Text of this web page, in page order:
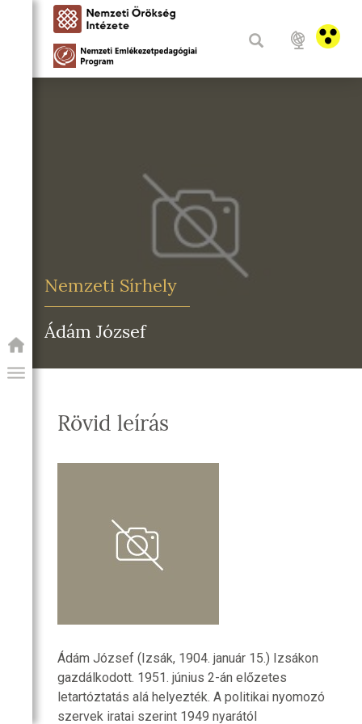
Nemzeti Sírhely
Ádám József
Rövid leírás
Ádám József (Izsák, 1904. január 15.) Izsákon
gazdálkodott. 1951. június 2-án előzetes
letartóztatás alá helyezték. A politikai nyomozó
szervek iratai szerint 1949 nyarától